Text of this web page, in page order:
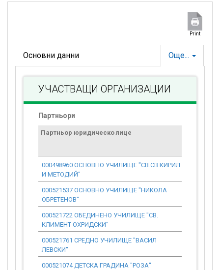
Print
Още...
Основни данни
УЧАСТВАЩИ ОРГАНИЗАЦИИ
Партньори
Партньор юридическо лице
000498960 ОСНОВНО УЧИЛИЩЕ "СВ.СВ.КИРИЛ
И МЕТОДИЙ"
000521537 ОСНОВНО УЧИЛИЩЕ "НИКОЛА
ОБРЕТЕНОВ"
000521722 ОБЕДИНЕНО УЧИЛИЩЕ "СВ.
КЛИМЕНТ ОХРИДСКИ"
000521761 СРЕДНО УЧИЛИЩЕ "ВАСИЛ
ЛЕВСКИ"
000521074 ДЕТСКА ГРАДИНА "РОЗА"